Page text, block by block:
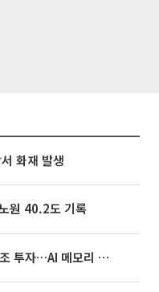
화재 발생
원 40.2도 기록
SK하이닉스, 용인·청주에 54조 투자…AI 메모리 생산기지 키운다